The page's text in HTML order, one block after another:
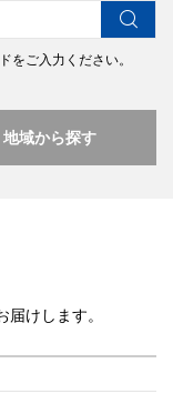
をご入力ください。
地域から探す
けします。